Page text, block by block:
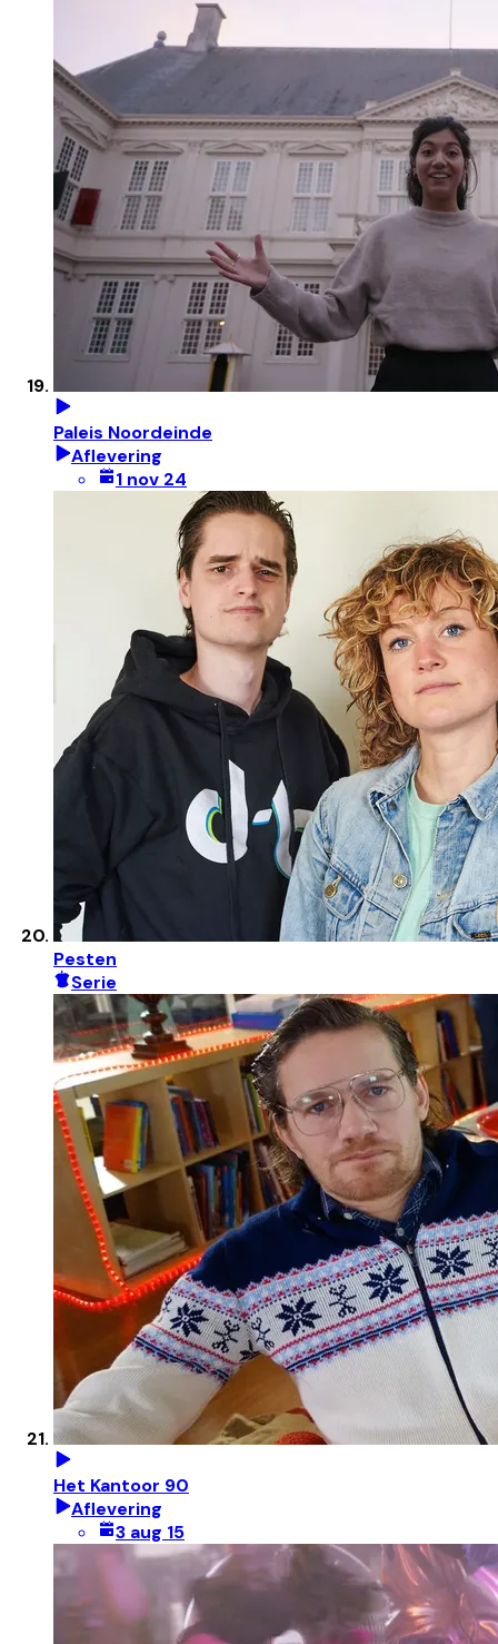
Paleis Noordeinde
Aflevering
1 nov 24
Pesten
Serie
Het Kantoor 90
Aflevering
3 aug 15